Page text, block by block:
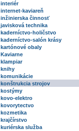
interiér
internet-kaviareň
inžinierska činnosť
javisková technika
kaderníctvo-holičstvo
kaderníctvo-salón krásy
kartónové obaly
Kaviarne
klampiar
knihy
komunikácie
konštrukcia strojov
kostýmy
kovo-elektro
kovorytectvo
kozmetika
krajčírstvo
kuriérska služba